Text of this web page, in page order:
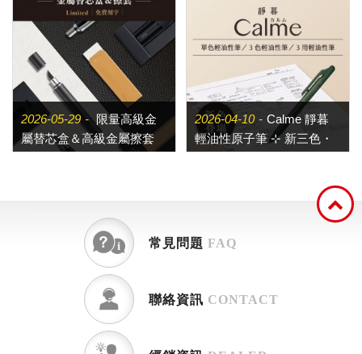
2026-05-29
限量高級金
屬替芯盒＆高級金屬擦套
2026-04-10
Calme 靜暮
輕油性原子筆 ⊹ 新三色・
常見問題 FAQ
聯絡資訊 CONTACT